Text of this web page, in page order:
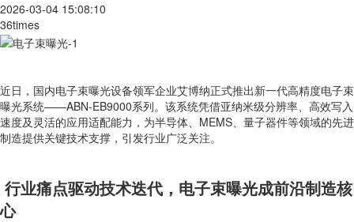
2026-03-04 15:08:10
36times
近日，国内电子束曝光设备领军企业艾博纳正式推出新一代高精度电子束
曝光系统——ABN-EB9000系列。该系统凭借亚纳米级分辨率、高效写入
速度及灵活的应用适配能力，为半导体、MEMS、量子器件等领域的先进
制造提供关键技术支撑，引发行业广泛关注。
行业痛点驱动技术迭代，电子束曝光成前沿制造核
心